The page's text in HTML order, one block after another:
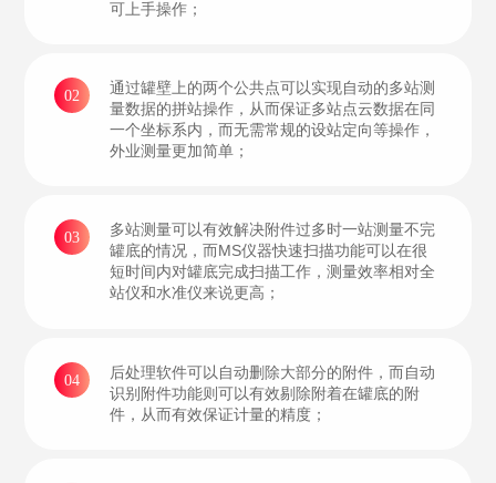
可上手操作；
02
通过罐壁上的两个公共点可以实现自动的多站测
量数据的拼站操作，从而保证多站点云数据在同
一个坐标系内，而无需常规的设站定向等操作，
外业测量更加简单；
03
多站测量可以有效解决附件过多时一站测量不完
罐底的情况，而MS仪器快速扫描功能可以在很
短时间内对罐底完成扫描工作，测量效率相对全
站仪和水准仪来说更高；
04
后处理软件可以自动删除大部分的附件，而自动
识别附件功能则可以有效剔除附着在罐底的附
件，从而有效保证计量的精度；